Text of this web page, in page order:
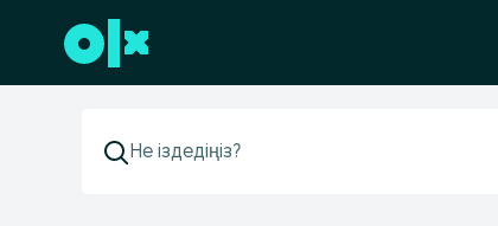
Төменгі деректемеге өту